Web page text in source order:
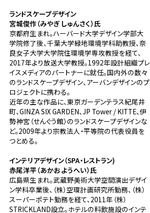
ランドスケープデザイン
宮城俊作（みやぎ しゅんさく）氏
京都府生まれ。ハーバード大学デザイン学部大
学院修了後、千葉大学緑地環境学科助教授、奈
良女子大学大学院住環境学専攻教授を経て、
2017年より放送大学教授。1992年設計組織プレ
イスメディアのパートナーに就任。国内外の数々
のランドスケープデザイン、アーバンデザインのプ
ロジェクトに携わる。
近年の主な作品に、東京ガーデンテラス紀尾井
町、GINZA SIX GARDEN、JP Tower / KITTE、伊
勢神宮（せんぐう館）のランドスケープデザインな
ど。2009年より宗教法人・平等院の代表役員を
つとめる。
インテリアデザイン（SPA・レストラン)
赤尾洋平（あかお ようへい）氏
広島県生まれ。武蔵野美術大学空間演出デザイ
ン学科卒業後、（株）空環計画研究所勤務、（株）
スーパーポテト勤務を経て、2011年（株）
STRICKLAND設立。ホテルの料飲施設のインテ